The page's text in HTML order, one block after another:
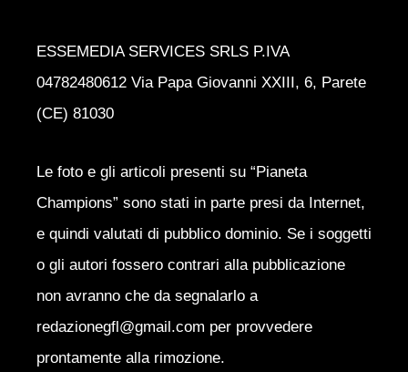
ESSEMEDIA SERVICES SRLS P.IVA
04782480612 Via Papa Giovanni XXIII, 6, Parete
(CE) 81030
Le foto e gli articoli presenti su “Pianeta
Champions” sono stati in parte presi da Internet,
e quindi valutati di pubblico dominio. Se i soggetti
o gli autori fossero contrari alla pubblicazione
non avranno che da segnalarlo a
redazionegfl@gmail.com per provvedere
prontamente alla rimozione.